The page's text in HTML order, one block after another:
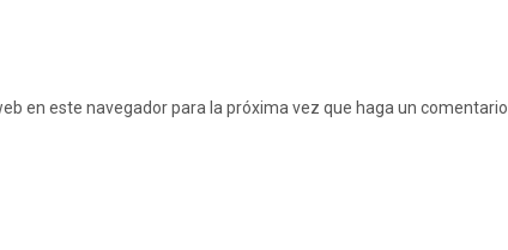
en este navegador para la próxima vez que haga un comentario.